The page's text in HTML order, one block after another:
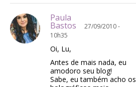
Paula
Bastos
27/09/2010 -
10h35
Oi, Lu,
Antes de mais nada, eu
amodoro seu blog!
Sabe, eu também acho os